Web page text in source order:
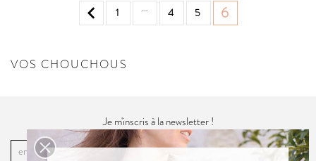
 1 … 4 5 6
VOS CHOUCHOUS
Je m'inscris à la newsletter !
OK